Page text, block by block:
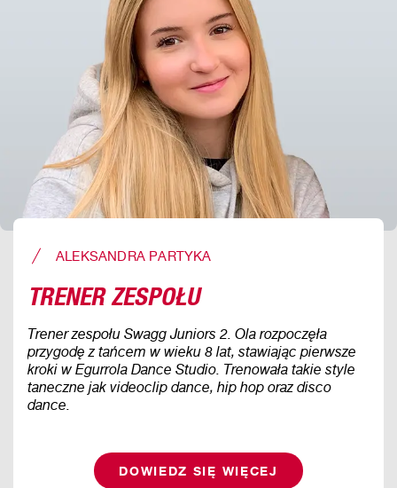
ALEKSANDRA PARTYKA
TRENER ZESPOŁU
Trener zespołu Swagg Juniors 2. Ola rozpoczęła
przygodę z tańcem w wieku 8 lat, stawiając pierwsze
kroki w Egurrola Dance Studio. Trenowała takie style
taneczne jak videoclip dance, hip hop oraz disco
dance.
DOWIEDZ SIĘ WIĘCEJ